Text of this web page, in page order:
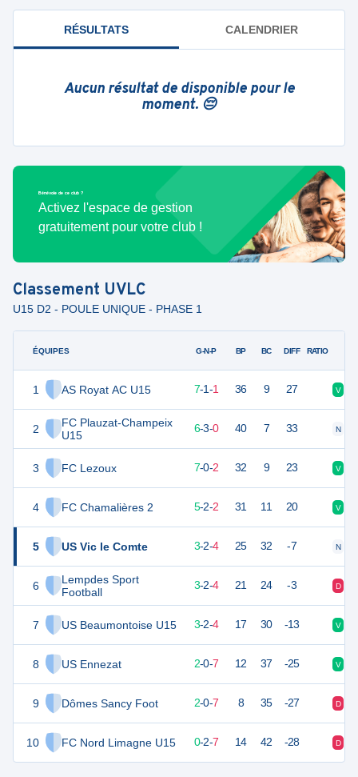
RÉSULTATS CALENDRIER
Aucun résultat de disponible pour le
moment. 😔
Bénévole de ce club ?
Activez l'espace de gestion
gratuitement pour votre club !
Classement UVLC
U15 D2 - POULE UNIQUE - PHASE 1
ÉQUIPES
1 AS Royat AC U15
2
FC Plauzat-Champeix
U15
3 FC Lezoux
4 FC Chamalières 2
5 US Vic le Comte
6
Lempdes Sport
Football
7 US Beaumontoise U15
8 US Ennezat
9 Dômes Sancy Foot
10 FC Nord Limagne U15
G-N-P BP BC DIFF RATIO
22 7-1-1 36 9 27 V
21 9 6-3-0 40 7 33 N
7-0-2 32 9 23 V
17 5-2-2 31 11 20 V
11 3-2-4 25 32 -7 N
3-2-4 21 24 -3 D
11 9 3-2-4 17 30 -13 V
2-0-7 12 37 -25 V
6 2-0-7 8 35 -27 D
2 9 0-2-7 14 42 -28 D